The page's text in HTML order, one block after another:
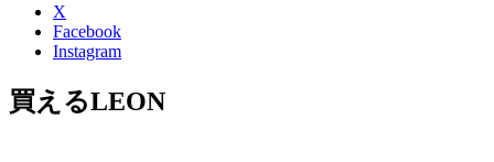
X
Facebook
Instagram
買えるLEON